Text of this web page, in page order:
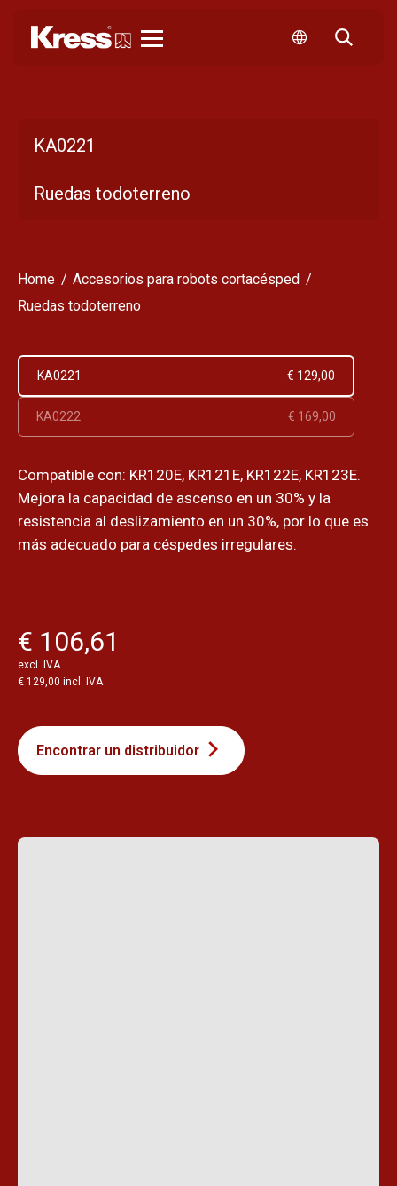
KA0221
Ruedas todoterreno
Home
Accesorios para robots cortacésped
Ruedas todoterreno
KA0221 € 129,00
KA0222 € 169,00
Compatible con: KR120E, KR121E, KR122E, KR123E.
Mejora la capacidad de ascenso en un 30% y la
resistencia al deslizamiento en un 30%, por lo que es
más adecuado para céspedes irregulares.
€ 106,61
excl. IVA
€ 129,00 incl. IVA
Encontrar un distribuidor